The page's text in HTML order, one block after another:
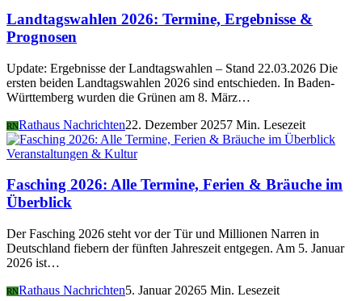
Landtagswahlen 2026: Termine, Ergebnisse &
Prognosen
Update: Ergebnisse der Landtagswahlen – Stand 22.03.2026 Die
ersten beiden Landtagswahlen 2026 sind entschieden. In Baden-
Württemberg wurden die Grünen am 8. März…
RNRathaus Nachrichten22. Dezember 20257 Min. Lesezeit
Veranstaltungen & Kultur
Fasching 2026: Alle Termine, Ferien & Bräuche im
Überblick
Der Fasching 2026 steht vor der Tür und Millionen Narren in
Deutschland fiebern der fünften Jahreszeit entgegen. Am 5. Januar
2026 ist…
RNRathaus Nachrichten5. Januar 20265 Min. Lesezeit